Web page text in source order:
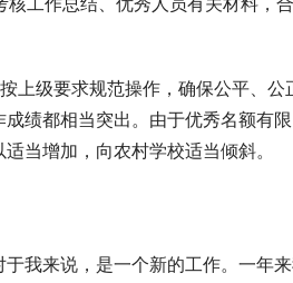
上级要求规范操作，确保公平、
绩都相当突出。由于优秀名额有
当增加，向农村学校适当倾斜。
我来说，是一个新的工作。一年